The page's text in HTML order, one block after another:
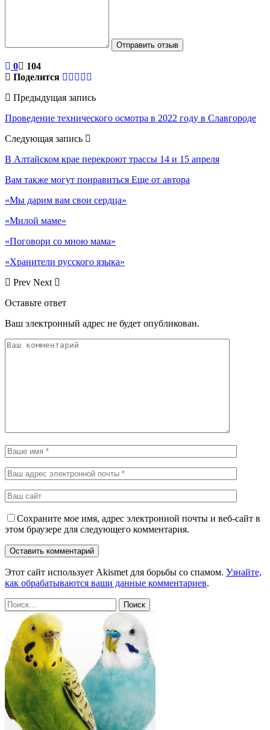
Отправить отзыв
0
104
Поделится
Предыдущая запись
Проведение технического осмотра в 2022 году в Славгороде
Следующая запись
В Алтайском крае перекроют трассы 14 и 15 апреля
Вам также могут понравиться Еще от автора
«Мы дарим вам свои сердца»
«Милой маме»
«Поговори со мною мама»
«Хранители русского языка»
Prev Next
Оставьте ответ
Ваш электронный адрес не будет опубликован.
Сохраните мое имя, адрес электронной почты и веб-сайт в
этом браузере для следующего комментария.
Этот сайт использует Akismet для борьбы со спамом. Узнайте,
как обрабатываются ваши данные комментариев.